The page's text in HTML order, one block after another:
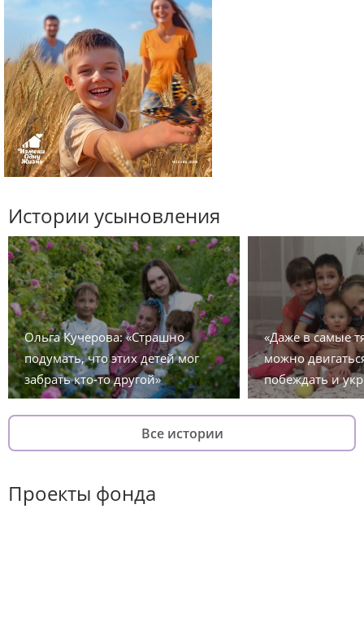
Истории усыновления
Ольга Кучерова: «Страшно
подумать, что этих детей мог
забрать кто-то другой»
«Даже в самые
можно
побеждать и
Все истории
Проекты фонда